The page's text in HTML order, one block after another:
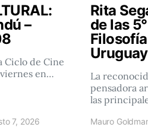
–
Ciclo de Cine
en…
7, 2026
Rita
de las
Uruguay
La
pensadora
las
Mauro